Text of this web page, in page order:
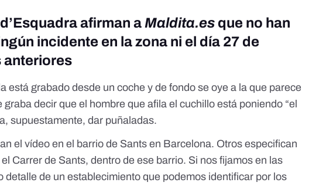
afirman aMaldita.es que no han
incidente en la zona ni el día 27 de
anteriores
está grabado desde un coche y de fondo se oye a la que parece
graba decir que el hombre que afila el cuchillo está poniendo “el
supuestamente, dar puñaladas.
el vídeo en el barrio de Sants en Barcelona. Otros especifican
el Carrer de Sants, dentro de ese barrio. Si nos fijamos en las
detalle de un establecimiento que podemos identificar por los